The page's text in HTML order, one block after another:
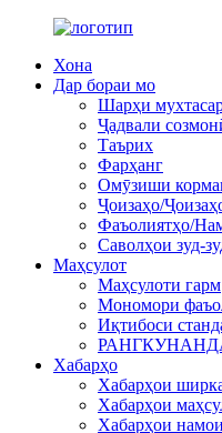
Хона
Дар бораи мо
Шарҳи
Ҷадвали
Таърих
Фарҳанг
Омӯзиши
Ҷоизаҳо/
Фаъолиятҳо/
Саволҳои зуд-
Маҳсулот
Маҳсулоти гарм
Мономори
Иқтибоси
Хабарҳо
Хабарҳои
Хабарҳои
Хабарҳои